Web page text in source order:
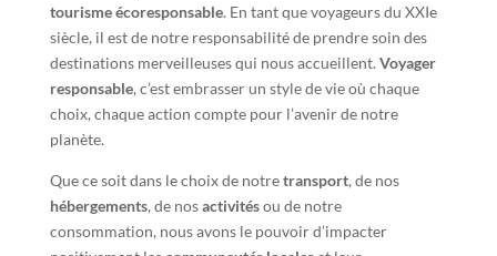
tourisme écoresponsable. En tant que voyageurs du XXIe
siècle, il est de notre responsabilité de prendre soin des
destinations merveilleuses qui nous accueillent. Voyager
responsable, c’est embrasser un style de vie où chaque
choix, chaque action compte pour l’avenir de notre
planète.
Que ce soit dans le choix de notretransport, de nos
hébergements, de nosactivitésou de notre
consommation, nous avons le pouvoir d’impacter